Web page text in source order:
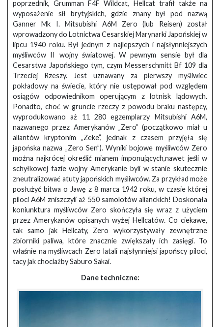
poprzednik, Grumman F4F Wildcat, Hellcat trafił także na
wyposażenie sił brytyjskich, gdzie znany był pod nazwą
Ganner Mk I. Mitsubishi A6M Zero (lub Reisen) został
wprowadzony do Lotnictwa Cesarskiej Marynarki Japońskiej w
lipcu 1940 roku. Był jednym z najlepszych i najsłynniejszych
myśliwców II wojny światowej. W pewnym sensie był dla
Cesarstwa Japońskiego tym, czym Messerschmitt Bf 109 dla
Trzeciej Rzeszy. Jest uznawany za pierwszy myśliwiec
pokładowy na świecie, który nie ustępował pod względem
osiągów odpowiednikom operującym z lotnisk lądowych.
Ponadto, choć w gruncie rzeczy z powodu braku następcy,
wyprodukowano aż 11 280 egzemplarzy Mitsubishi A6M,
nazwanego przez Amerykanów „Zero” (początkowo miał u
aliantów kryptonim „Zeke”, jednak z czasem przyjęła się
japońska nazwa „Zero Sen”). Wyniki bojowe myśliwców Zero
można najkrócej określić mianem imponujących,nawet jeśli w
schyłkowej fazie wojny Amerykanie byli w stanie skutecznie
zneutralizować atuty japońskich myśliwców. Za przykład może
posłużyć bitwa o Jawę z 8 marca 1942 roku, w czasie której
piloci A6M zniszczyli aż 550 samolotów alianckich! Doskonała
koniunktura myśliwców Zero skończyła się wraz z użyciem
przez Amerykanów opisanych wyżej Hellcatów. Co ciekawe,
tak samo jak Hellcaty, Zero wykorzystywały zewnętrzne
zbiorniki paliwa, które znacznie zwiększały ich zasięgi. To
właśnie na myśliwcach Zero latali najsłynniejsi japońscy piloci,
tacy jak chociażby Saburo Sakai.
Dane techniczne: